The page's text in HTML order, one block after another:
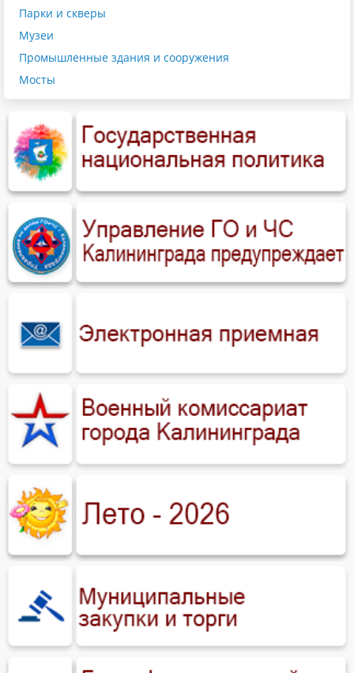
Парки и скверы
Музеи
Промышленные здания и сооружения
Мосты